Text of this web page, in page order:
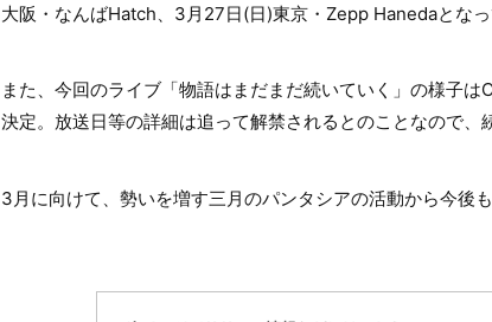
大阪・なんばHatch、3月27日(日)東京・Zepp Hanedaとな
また、今回のライブ「物語はまだまだ続いていく」の様子
決定。放送日等の詳細は追って解禁されるとのことなので、
3月に向けて、勢いを増す三月のパンタシアの活動から今後も